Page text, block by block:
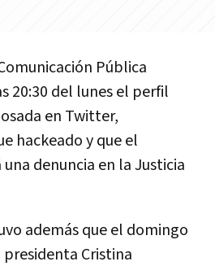
Pública
20:30 del lunes el perfil
en Twitter,
hackeado y que el
denuncia en la Justicia
además que el domingo
Cristina